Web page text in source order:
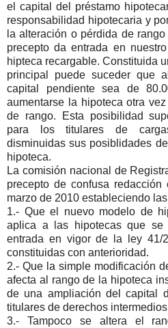
el capital del préstamo
responsabilidad hipotecaria y
la alteración o pérdida de
precepto da entrada en
hipteca recargable. Constituida
principal puede suceder que
capital pendiente sea de
aumentarse la hipoteca otra
de rango. Esta posibilidad
para los titulares de
disminuidas sus posiblidades
hipoteca.
La comisión nacional de
precepto de confusa
marzo de 2010 estableciendo
1.- Que el nuevo modelo de
aplica a las hipotecas que se
entrada en vigor de la ley 41/
constituidas con anterioridad.
2.- Que la simple modificación
afecta al rango de la hipoteca
de una ampliación del capital
titulares de derechos
3.- Tampoco se altera el